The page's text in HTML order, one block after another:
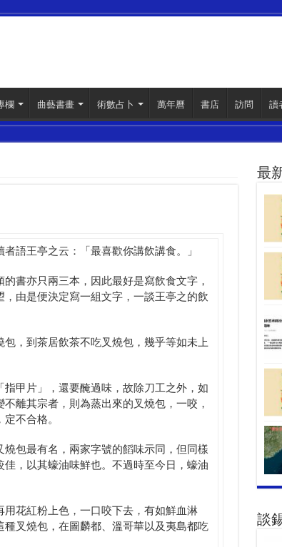
欄 曲藝書畫 術數占卜 萬年曆 書店 訪問 讀
語王亭之云：「最喜歡你講飲講食。」
書亦只兩三本，因此最好是寫飲食文字，
由是便決定寫一組文字，一談王亭之的飲
，到茶居飲茶不吃叉燒包，幾乎等如未上
甲片」，還要醃過味，故除刀工之外，如
離其宗者，則為蒸出來的叉燒包，一咬，
不合格。
包最有名，兩家字號的饀味示同，但同樣
，以其蠔油味鮮也。不過時至今日，蠔油
花紅粉上色，一口咬下去，有如鮮血淋
叉燒包，在圖麟都、溫哥華以及夷島都吃
最
談